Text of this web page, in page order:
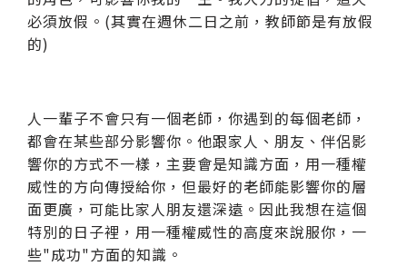
必須放假。(其實在週休二日之前，教師節是有放假
的)
人一輩子不會只有一個老師，你遇到的每個老師，
都會在某些部分影響你。他跟家人、朋友、伴侶影
響你的方式不一樣，主要會是知識方面，用一種權
威性的方向傳授給你，但最好的老師能影響你的層
面更廣，可能比家人朋友還深遠。因此我想在這個
特別的日子裡，用一種權威性的高度來說服你，一
些"成功"方面的知識。